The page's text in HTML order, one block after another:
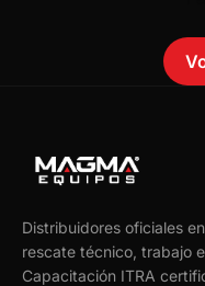
Distribuidores oficiales
rescate técnico, trabajo
Capacitación ITRA